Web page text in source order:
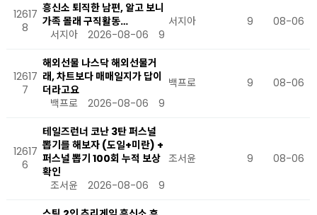
12617
8
흥신소 퇴직한 남편, 알고 보니
가족 몰래 구직활동…
서지아
2026-08-06 9
서지아 9 08-06
12617
7
해외선물 나스닥 해외선물거
래, 차트보다 매매일지가 답이
더라고요
백프로
2026-08-06 9
백프로 9 08-06
12617
6
테일즈런너 코난 3탄 퍼스널
뽑기를 해보자 (도일+미란) +
퍼스널 뽑기 100회 누적 보상
확인
조서윤
2026-08-06 9
조서윤 9 08-06